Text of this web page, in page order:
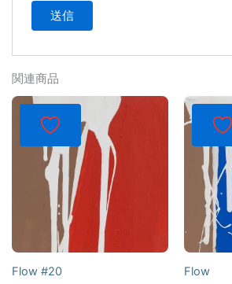
関連商品
Flow #20 Flow